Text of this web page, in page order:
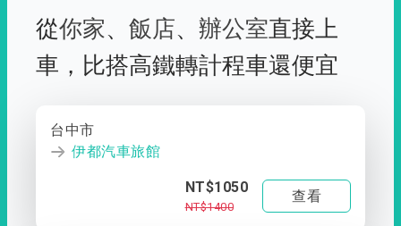
從你家、 飯店、 辦公室直接上
車， 比搭高鐵轉計程車還便宜
台中市
伊都汽車旅館
NT$1050
NT$1400
查看